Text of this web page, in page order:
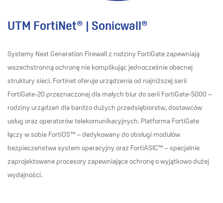
UTM FortiNet® | Sonicwall®
Systemy Next Generation Firewall z rodziny FortiGate zapewniają
wszechstronną ochronę nie komplikując jednocześnie obecnej
struktury sieci. Fortinet oferuje urządzenia od najniższej serii
FortiGate-20 przeznaczonej dla małych biur do serii FortiGate-5000 –
rodziny urządzeń dla bardzo dużych przedsiębiorstw, dostawców
usług oraz operatorów telekomunikacyjnych. Platforma FortiGate
łączy w sobie FortiOS™ – dedykowany do obsługi modułów
bezpieczeństwa system operacyjny oraz FortiASIC™ – specjalnie
zaprojektowane procesory zapewniające ochronę o wyjątkowo dużej
wydajności.